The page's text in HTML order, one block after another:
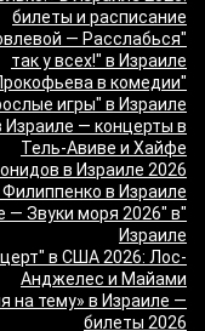
билеты и расписание
— Расслабься
так у всех!" в Израиле
в комедии
игры" в Израиле
Израиле — концерты в
Тель-Авиве и Хайфе
в Израиле 2026
в Израиле
— Звуки моря 2026" в
Израиле
в США 2026: Лос-
Анджелес и Майами
на тему» в Израиле —
билеты 2026